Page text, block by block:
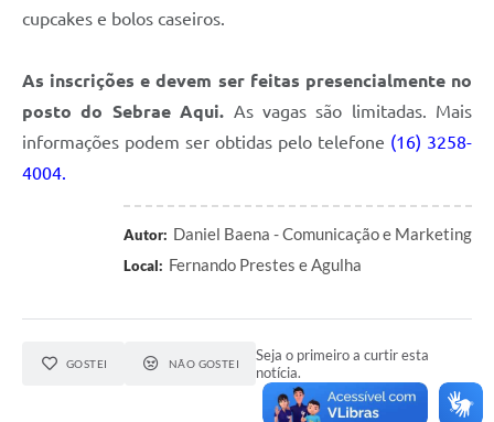
cupcakes e bolos caseiros.
As inscrições e devem ser feitas presencialmente no
posto do Sebrae Aqui. As vagas são limitadas. Mais
informações podem ser obtidas pelo telefone (16) 3258-
4004.
Autor: Daniel Baena - Comunicação e Marketing
Local: Fernando Prestes e Agulha
GOSTEI NÃO GOSTEI
Seja o primeiro a curtir esta
notícia.